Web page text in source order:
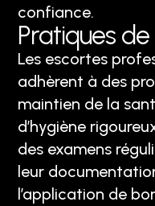
confiance.
Pratiques
Les escortes
adhèrent à des
maintien de la
d’hygiène
des examens
leur
l’application de